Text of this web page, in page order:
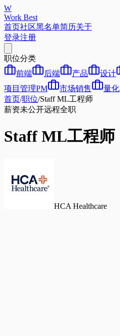
W
Work Best
首页社区黑名单简历关于
登录注册
职位分类
前端
后端 产品 设计
项目管理PM
市场销售 量化
首页/职位/Staff ML工程师
薪资未公开远程全职
Staff ML工程师
HCA Healthcare